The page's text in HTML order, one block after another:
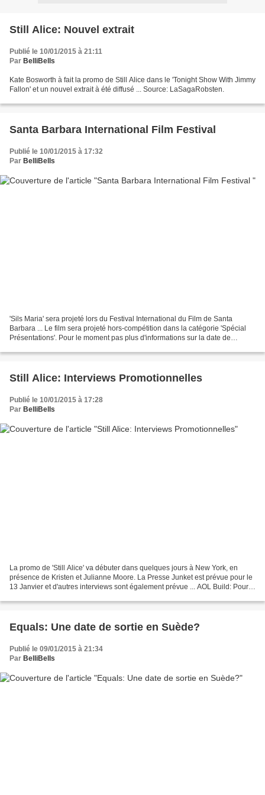
Still Alice: Nouvel extrait
Publié le 10/01/2015 à 21:11
Par BelliBells
Kate Bosworth à fait la promo de Still Alice dans le 'Tonight Show With Jimmy
Fallon' et un nouvel extrait à été diffusé ... Source: LaSagaRobsten.
Santa Barbara International Film Festival
Publié le 10/01/2015 à 17:32
Par BelliBells
'Sils Maria' sera projeté lors du Festival International du Film de Santa
Barbara ... Le film sera projeté hors-compétition dans la catégorie 'Spécial
Présentations'. Pour le moment pas plus d'informations sur la date de
Still Alice: Interviews Promotionnelles
Publié le 10/01/2015 à 17:28
Par BelliBells
La promo de 'Still Alice' va débuter dans quelques jours à New York, en
présence de Kristen et Julianne Moore. La Presse Junket est prévue pour le
13 Janvier et d'autres interviews sont également prévue ... AOL Build: Pour
Equals: Une date de sortie en Suède?
Publié le 09/01/2015 à 21:34
Par BelliBells